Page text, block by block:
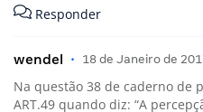
Responder
wendel • 18 de Janeiro de
Na questão 38 de caderno de
ART.49 quando diz: “A